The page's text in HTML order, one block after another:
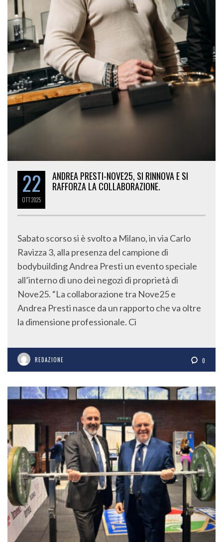
22
OTT2025
ANDREA PRESTI-NOVE25, SI RINNOVA E SI
RAFFORZA LA COLLABORAZIONE.
Sabato scorso si è svolto a Milano, in via Carlo
Ravizza 3, alla presenza del campione di
bodybuilding Andrea Presti un evento speciale
all’interno di uno dei negozi di proprietà di
Nove25. “La collaborazione tra Nove25 e
Andrea Presti nasce da un rapporto che va oltre
la dimensione professionale. Ci
REDAZIONE 0